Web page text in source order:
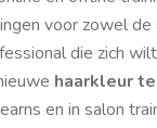
voor zowel
die zich
haarkleur
en in salon